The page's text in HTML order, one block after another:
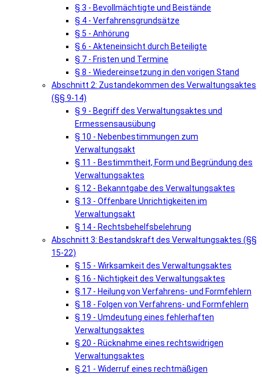
§ 3 - Bevollmächtigte und Beistände
§ 4 - Verfahrensgrundsätze
§ 5 - Anhörung
§ 6 - Akteneinsicht durch Beteiligte
§ 7 - Fristen und Termine
§ 8 - Wiedereinsetzung in den vorigen Stand
Abschnitt 2: Zustandekommen des Verwaltungsaktes
(§§ 9-14)
§ 9 - Begriff des Verwaltungsaktes und
Ermessensausübung
§ 10 - Nebenbestimmungen zum
Verwaltungsakt
§ 11 - Bestimmtheit, Form und Begründung des
Verwaltungsaktes
§ 12 - Bekanntgabe des Verwaltungsaktes
§ 13 - Offenbare Unrichtigkeiten im
Verwaltungsakt
§ 14 - Rechtsbehelfsbelehrung
Abschnitt 3: Bestandskraft des Verwaltungsaktes (§§
15-22)
§ 15 - Wirksamkeit des Verwaltungsaktes
§ 16 - Nichtigkeit des Verwaltungsaktes
§ 17 - Heilung von Verfahrens- und Formfehlern
§ 18 - Folgen von Verfahrens- und Formfehlern
§ 19 - Umdeutung eines fehlerhaften
Verwaltungsaktes
§ 20 - Rücknahme eines rechtswidrigen
Verwaltungsaktes
§ 21 - Widerruf eines rechtmäßigen